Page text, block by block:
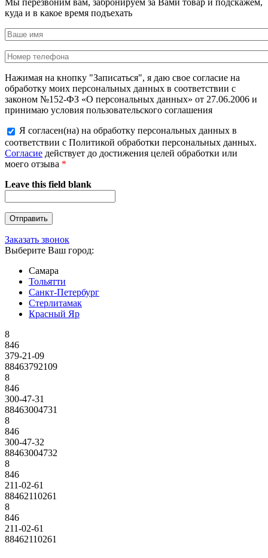
Мы перезвоним вам, забронируем за Вами товар и подскажем,
куда и в какое время подъехать
Нажимая на кнопку "Записаться", я даю свое согласие на
обработку моих персональных данных в соответствии с
законом №152-ФЗ «О персональных данных» от 27.06.2006 и
принимаю условия пользовательского соглашения
Я согласен(на) на обработку персональных данных в
соответствии с Политикой обработки персональных данных.
Согласие действует до достижения целей обработки или
моего отзыва *
Leave this field blank
Заказать звонок
Выберите Ваш город:
Самара
Тольятти
Санкт-Петербург
Стерлитамак
Красный Яр
8
846
379-21-09
88463792109
8
846
300-47-31
88463004731
8
846
300-47-32
88463004732
8
846
211-02-61
88462110261
8
846
211-02-61
88462110261